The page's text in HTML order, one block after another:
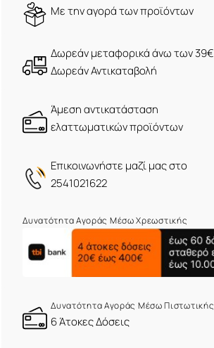
Mε την αγορά των προϊόντων
Δωρεάν μεταφορικά άνω των 39€
Δωρεάν Αντικαταβολή
Άμεση αντικατάσταση
ελαττωματικών προϊόντων
Eπικοινωνήστε μαζί μας στο
2541021622
Δυνατότητα Αγοράς Μέσω Χρεωστικής
Δυνατότητα Αγοράς Μέσω Πιστωτικής
6 Άτοκες Δόσεις